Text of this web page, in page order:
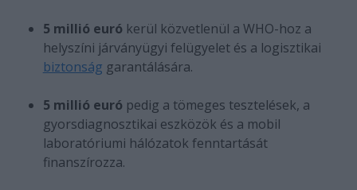
5 millió euró kerül közvetlenül a WHO-hoz a
helyszíni járványügyi felügyelet és a logisztikai
biztonság garantálására.
5 millió euró pedig a tömeges tesztelések, a
gyorsdiagnosztikai eszközök és a mobil
laboratóriumi hálózatok fenntartását
finanszírozza.